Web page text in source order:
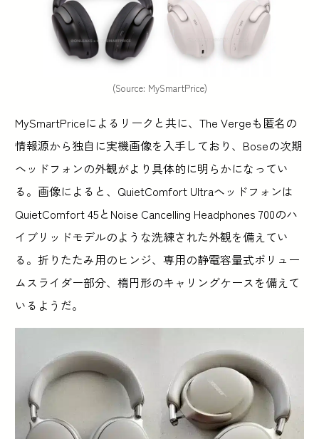
(Source: MySmartPrice)
MySmartPriceによるリークと共に、The Vergeも匿名の
情報源から独自に実機画像を入手しており、Boseの次期
ヘッドフォンの外観がより具体的に明らかになってい
る。画像によると、QuietComfort Ultraヘッドフォンは
QuietComfort 45とNoise Cancelling Headphones 700のハ
イブリッドモデルのような洗練された外観を備えてい
る。折りたたみ用のヒンジ、専用の静電容量式ボリュー
ムスライダー部分、楕円形のキャリングケースを備えて
いるようだ。